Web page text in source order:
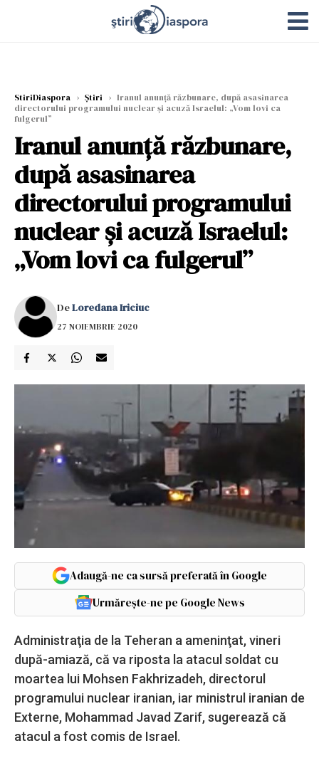
StiriDiaspora › Știri › Iranul anunță răzbunare, după asasinarea
directorului programului nuclear şi acuză Israelul: „Vom lovi ca
fulgerul”
Iranul anunță răzbunare,
după asasinarea
directorului programului
nuclear şi acuză Israelul:
„Vom lovi ca fulgerul”
DeLoredana Iriciuc
27 NOIEMBRIE 2020
Adaugă-ne ca sursă preferată în Google
Urmărește-ne pe Google News
Administraţia de la Teheran a ameninţat, vineri
după-amiază, că va riposta la atacul soldat cu
moartea lui Mohsen Fakhrizadeh, directorul
programului nuclear iranian, iar ministrul iranian de
Externe, Mohammad Javad Zarif, sugerează că
atacul a fost comis de Israel.